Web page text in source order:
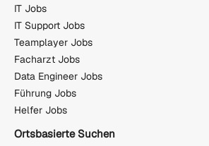
IT Jobs
IT Support Jobs
Teamplayer Jobs
Facharzt Jobs
Data Engineer Jobs
Führung Jobs
Helfer Jobs
Ortsbasierte Suchen